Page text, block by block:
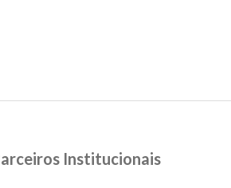
Institucionais